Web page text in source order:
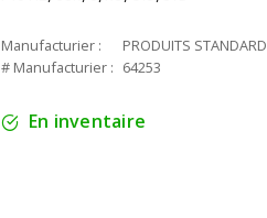
Manufacturier :
PRODUITS STANDARD
# Manufacturier : 64253
En inventaire